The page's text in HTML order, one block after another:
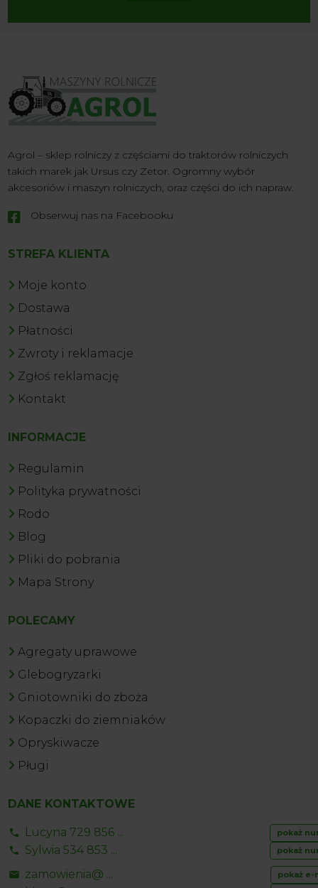
Agrol – sklep rolniczy z częściami do traktorów rolniczych
takich marek jak Ursus czy Zetor. Ogromny wybór
akcesoriów i maszyn rolniczych, oraz części do ich napraw.
 Obserwuj nas na Facebooku
STREFA KLIENTA
Moje konto
Dostawa
Płatności
Zwroty i reklamacje
Zgłoś reklamację
Kontakt
INFORMACJE
Regulamin
Polityka prywatności
Rodo
Blog
Pliki do pobrania
Mapa Strony
POLECAMY
Agregaty uprawowe
Glebogryzarki
Gniotowniki do zboża
Kopaczki do ziemniaków
Opryskiwacze
Pługi
DANE KONTAKTOWE
Lucyna 729 856 ... pokaż
Sylwia 534 853 ... pokaż
zamowienia@ ... pokaż e-